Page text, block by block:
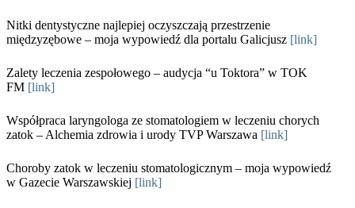
Nitki dentystyczne najlepiej oczyszczają przestrzenie
międzyzębowe – moja wypowiedź dla portalu Galicjusz [link]
Zalety leczenia zespołowego – audycja “u Toktora” w TOK
FM [link]
Współpraca laryngologa ze stomatologiem w leczeniu chorych
zatok – Alchemia zdrowia i urody TVP Warszawa [link]
Choroby zatok w leczeniu stomatologicznym – moja wypowiedź
w Gazecie Warszawskiej [link]